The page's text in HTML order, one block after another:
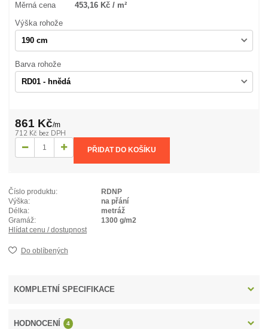
Měrná cena 453,16 Kč / m²
Výška rohože
Barva rohože
861 Kč/m
712 Kč bez DPH
PŘIDAT DO KOŠÍKU
Číslo produktu:
RDNP
Výška:
na přání
Délka:
metráž
Gramáž:
1300 g/m2
Hlídat cenu / dostupnost
Do oblíbených
KOMPLETNÍ SPECIFIKACE
HODNOCENÍ 4